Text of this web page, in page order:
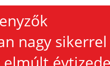
nagy sikerrel